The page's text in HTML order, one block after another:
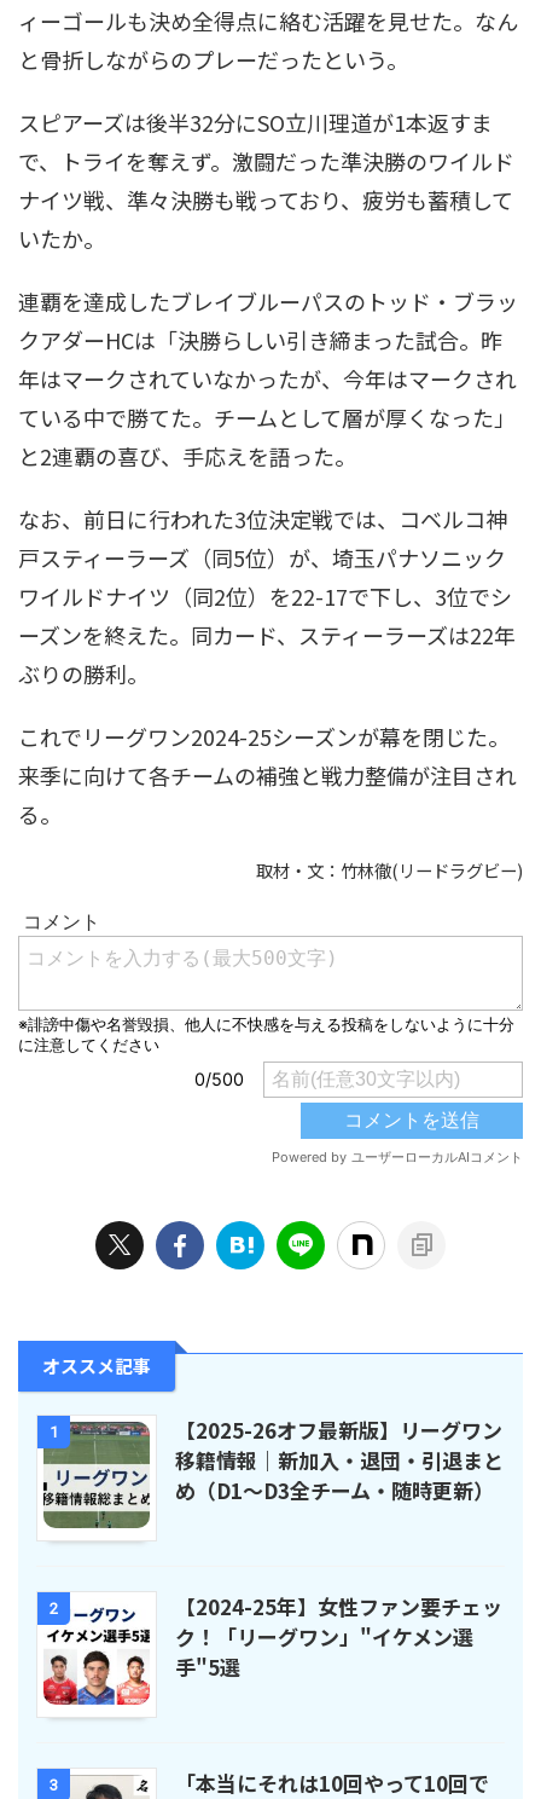
ィーゴールも決め全得点に絡む活躍を見せた。なん
と骨折しながらのプレーだったという。
スピアーズは後半32分にSO立川理道が1本返すま
で、トライを奪えず。激闘だった準決勝のワイルド
ナイツ戦、準々決勝も戦っており、疲労も蓄積して
いたか。
連覇を達成したブレイブルーパスのトッド・ブラッ
クアダーHCは「決勝らしい引き締まった試合。昨
年はマークされていなかったが、今年はマークされ
ている中で勝てた。チームとして層が厚くなった」
と2連覇の喜び、手応えを語った。
なお、前日に行われた3位決定戦では、コベルコ神
戸スティーラーズ（同5位）が、埼玉パナソニック
ワイルドナイツ（同2位）を22-17で下し、3位でシ
ーズンを終えた。同カード、スティーラーズは22年
ぶりの勝利。
これでリーグワン2024-25シーズンが幕を閉じた。
来季に向けて各チームの補強と戦力整備が注目され
る。
取材・文：竹林徹(リードラグビー)
オススメ記事
1
【2025-26オフ最新版】リーグワン
移籍情報｜新加入・退団・引退まと
め（D1〜D3全チーム・随時更新）
2
【2024-25年】女性ファン要チェッ
ク！「リーグワン」"イケメン選
手"5選
3
「本当にそれは10回やって10回で